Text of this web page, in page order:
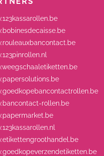
rollen.be